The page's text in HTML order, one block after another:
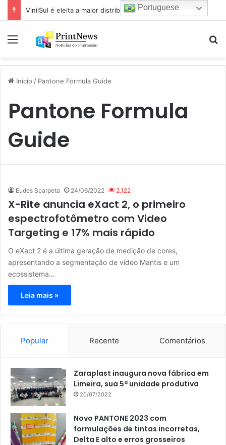
Menu
Início / Pantone Formula Guide
Pantone Formula
Guide
Eudes Scarpeta 24/06/2022 2.122
X-Rite anuncia eXact 2, o primeiro
espectrofotômetro com Video
Targeting e 17% mais rápido
O eXact 2 é a última geração de medição de cores,
apresentando a segmentação de vídeo Mantis e um
ecossistema…
Leia mais »
Popular Recente Comentários
Zaraplast inaugura nova fábrica em
Limeira, sua 5ª unidade produtiva
20/07/2022
Novo PANTONE 2023 com
formulações de tintas incorretas,
Delta E alto e erros grosseiros
Portuguese